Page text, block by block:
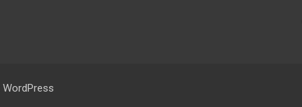
WordPress